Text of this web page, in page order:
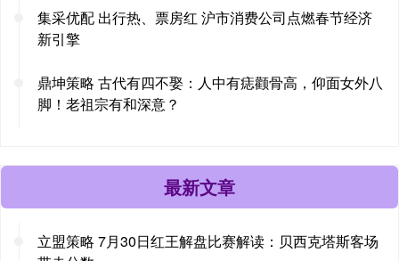
集采优配 出行热、票房红 沪市消费公司点燃春节经济
新引擎
鼎坤策略 古代有四不娶：人中有痣颧骨高，仰面女外八
脚！老祖宗有和深意？
最新文章
立盟策略 7月30日红王解盘比赛解读：贝西克塔斯客场